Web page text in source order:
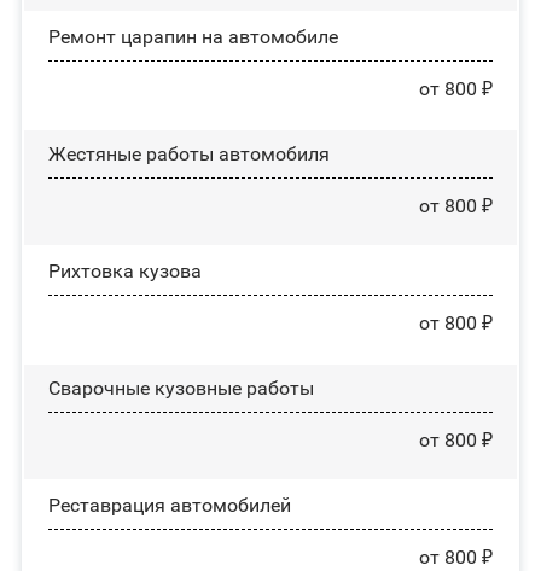
Ремонт царапин на автомобиле
от 800 ₽
Жестяные работы автомобиля
от 800 ₽
Рихтовка кузова
от 800 ₽
Сварочные кузовные работы
от 800 ₽
Реставрация автомобилей
от 800 ₽